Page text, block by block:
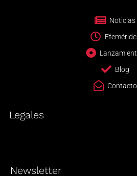
Noticias
Blog
Contacto
Legales
Newsletter